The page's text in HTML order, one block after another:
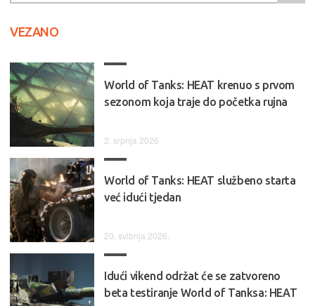
VEZANO
World of Tanks: HEAT krenuo s prvom
sezonom koja traje do početka rujna
2. srpnja 2026.
World of Tanks: HEAT službeno starta
već idući tjedan
20. svibnja 2026.
Idući vikend održat će se zatvoreno
beta testiranje World of Tanksa: HEAT